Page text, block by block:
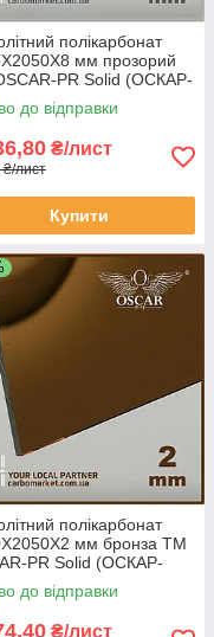
полікарбонат
мм прозорий
PR Solid (ОСКАР-
Сербія
до відправки
₴/лист
лист
Купити
полікарбонат
мм бронза TM
PR Solid (ОСКАР-
Сербія
до відправки
₴/лист